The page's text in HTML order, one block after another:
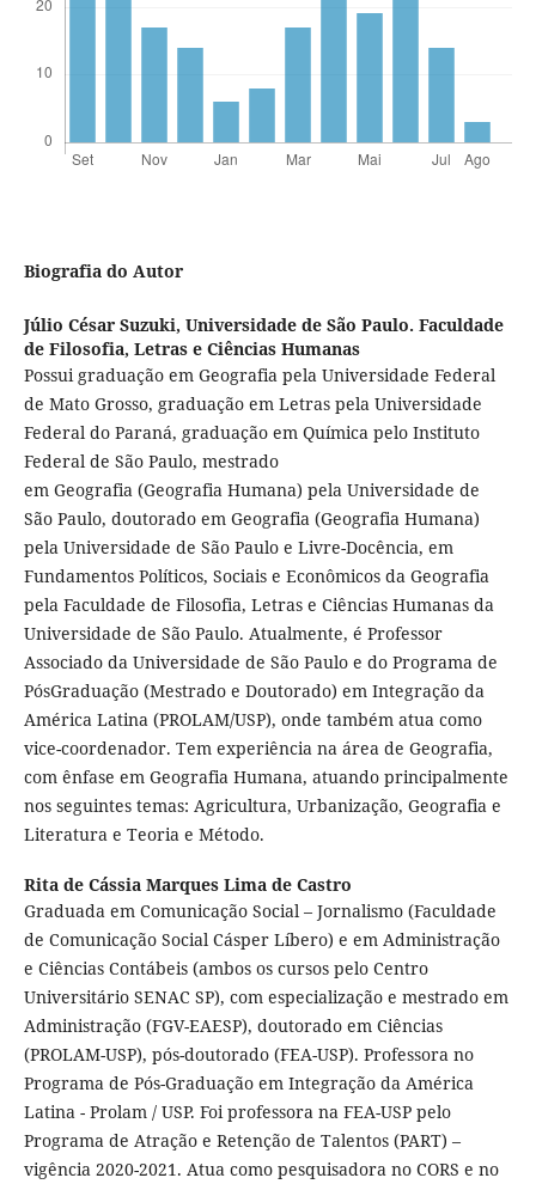
Biografia do Autor
Júlio César Suzuki, Universidade de São Paulo. Faculdade
de Filosofia, Letras e Ciências Humanas
Possui graduação em Geografia pela Universidade Federal
de Mato Grosso, graduação em Letras pela Universidade
Federal do Paraná, graduação em Química pelo Instituto
Federal de São Paulo, mestrado
em Geografia (Geografia Humana) pela Universidade de
São Paulo, doutorado em Geografia (Geografia Humana)
pela Universidade de São Paulo e Livre-Docência, em
Fundamentos Políticos, Sociais e Econômicos da Geografia
pela Faculdade de Filosofia, Letras e Ciências Humanas da
Universidade de São Paulo. Atualmente, é Professor
Associado da Universidade de São Paulo e do Programa de
PósGraduação (Mestrado e Doutorado) em Integração da
América Latina (PROLAM/USP), onde também atua como
vice-coordenador. Tem experiência na área de Geografia,
com ênfase em Geografia Humana, atuando principalmente
nos seguintes temas: Agricultura, Urbanização, Geografia e
Literatura e Teoria e Método.
Rita de Cássia Marques Lima de Castro
Graduada em Comunicação Social – Jornalismo (Faculdade
de Comunicação Social Cásper Líbero) e em Administração
e Ciências Contábeis (ambos os cursos pelo Centro
Universitário SENAC SP), com especialização e mestrado em
Administração (FGV-EAESP), doutorado em Ciências
(PROLAM-USP), pós-doutorado (FEA-USP). Professora no
Programa de Pós-Graduação em Integração da América
Latina - Prolam / USP. Foi professora na FEA-USP pelo
Programa de Atração e Retenção de Talentos (PART) –
vigência 2020-2021. Atua como pesquisadora no CORS e no